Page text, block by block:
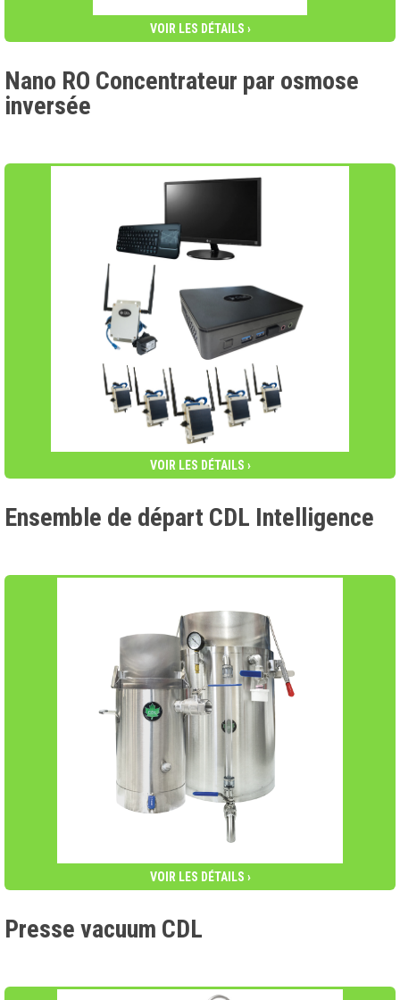
VOIR LES DÉTAILS ›
Nano RO Concentrateur par osmose
inversée
VOIR LES DÉTAILS ›
Ensemble de départ CDL Intelligence
VOIR LES DÉTAILS ›
Presse vacuum CDL